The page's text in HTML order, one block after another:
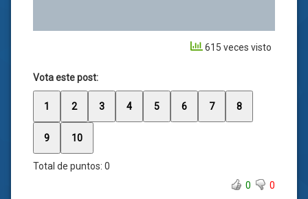
615 veces visto
Vota este post:
1 2 3 4 5 6 7 8
9 10
Total de puntos: 0
0
0